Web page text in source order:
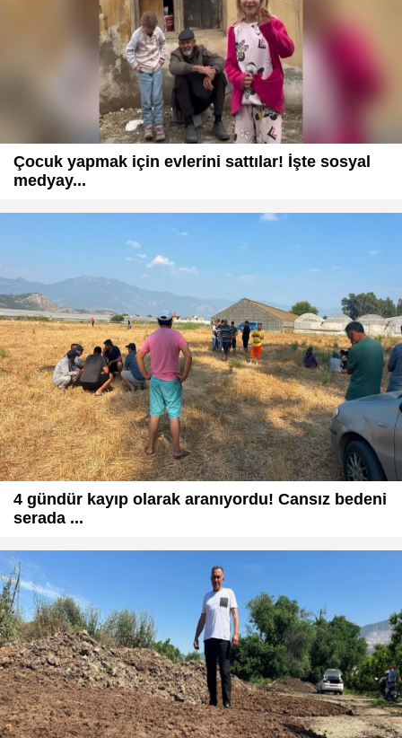
Çocuk yapmak için evlerini sattılar! İşte sosyal
medyay...
4 gündür kayıp olarak aranıyordu! Cansız bedeni
serada ...